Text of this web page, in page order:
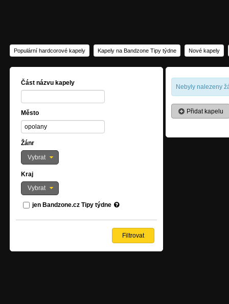
Populární hardcorové kapely Kapely na Bandzone Tipy týdne Nové kapely
Část názvu kapely
Město
Žánr
Vybrat
Kraj
Vybrat
jen Bandzone.cz Tipy týdne
Nebyly nalezeny
Přidat kapelu